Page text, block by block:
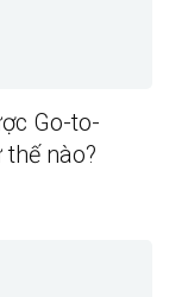
Go-to-
nào?